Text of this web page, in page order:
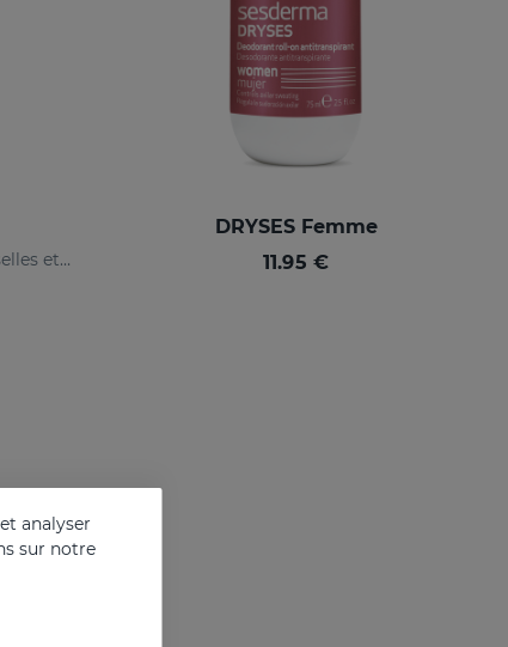
Atténue la transpiration des aisselles et supprime naturellement les odeurs corporelles.
DRYSES Femme
11.95 €
analyser
sur notre